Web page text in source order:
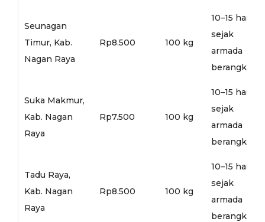
Seunagan
Timur, Kab.
Nagan Raya
Rp8.500 100 kg
10–15 hari
sejak
armada
berangkat
Suka Makmur,
Kab. Nagan
Raya
Rp7.500 100 kg
10–15 hari
sejak
armada
berangkat
Tadu Raya,
Kab. Nagan
Raya
Rp8.500 100 kg
10–15 hari
sejak
armada
berangkat